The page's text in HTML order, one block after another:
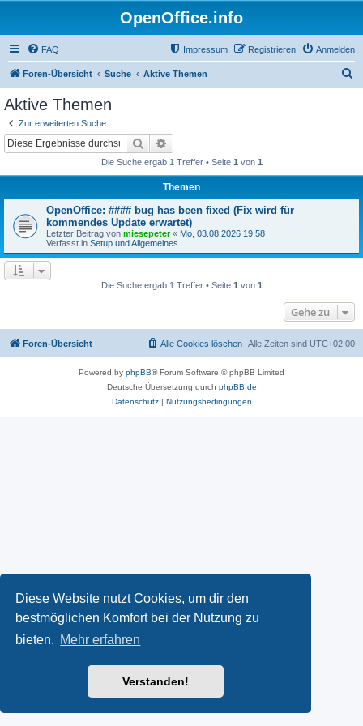
Diese Website nutzt Cookies, um dir den
bestmöglichen Komfort bei der Nutzung zu
bieten. Mehr erfahren
Verstanden!
OpenOffice.info
FAQ Anmelden
Registrieren
Impressum
Foren-Übersicht Suche Aktive Themen
Aktive Themen
Zur erweiterten Suche
Suche
Die Suche ergab 1 Treffer • Seite 1 von 1
Themen
OpenOffice: #### bug has been fixed (Fix wird für
kommendes Update erwartet)
Letzter Beitrag von miesepeter« Mo, 03.08.2026 19:58
Verfasst in Setup und Allgemeines
Die Suche ergab 1 Treffer • Seite 1 von 1
Gehe zu
Foren-Übersicht Alle Zeiten sind UTC+02:00
Alle Cookies löschen
Powered by phpBB® Forum Software © phpBB Limited
Deutsche Übersetzung durch phpBB.de
Datenschutz| Nutzungsbedingungen